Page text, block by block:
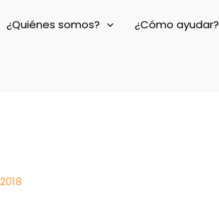
¿Quiénes somos? ¿Cómo ayudar?